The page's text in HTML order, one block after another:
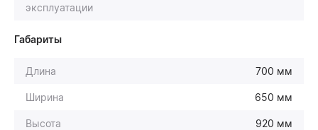
эксплуатации
Габариты
Длина 700 мм
Ширина 650 мм
Высота 920 мм